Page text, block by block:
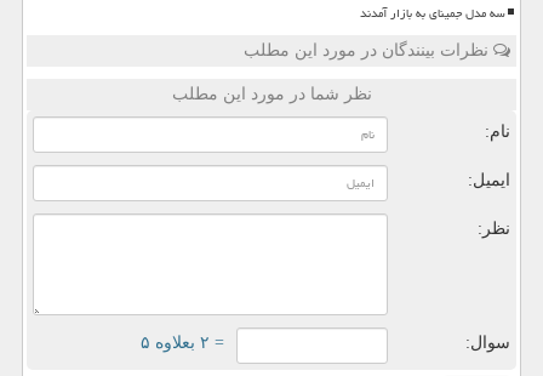
سه مدل جمینای به بازار آمدند
نظرات بینندگان در مورد این مطلب
نظر شما در مورد این مطلب
نام:
ایمیل:
نظر:
سوال: = ۲ بعلاوه ۵